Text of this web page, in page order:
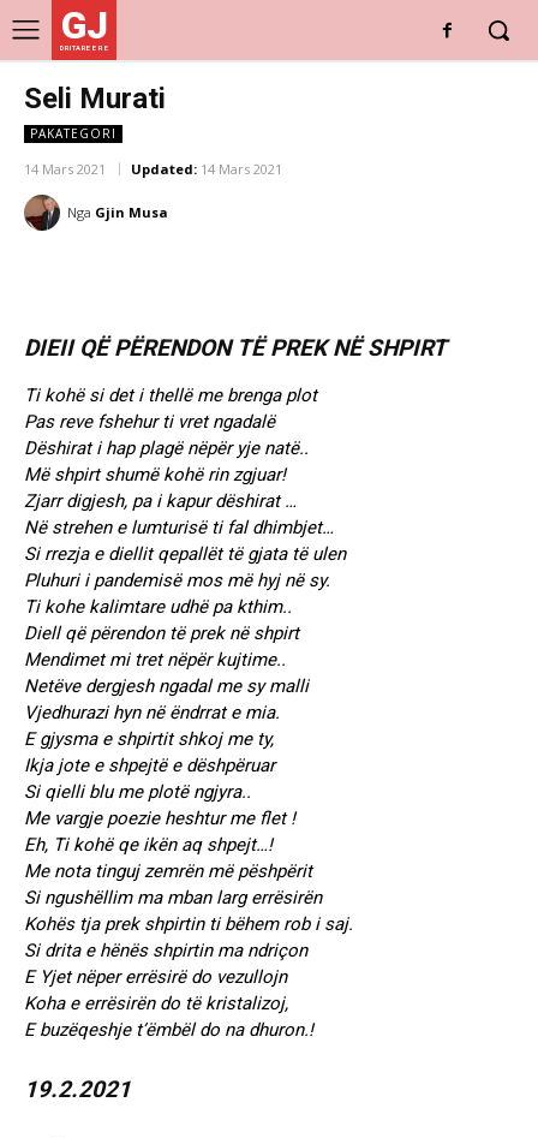
GJ
DRITARE E RE
Seli Murati
PAKATEGORI
14 Mars 2021 Updated: 14 Mars 2021
Nga Gjin Musa
DIEII QË PËRENDON TË PREK NË SHPIRT
Ti kohë si det i thellë me brenga plot
Pas reve fshehur ti vret ngadalë
Dëshirat i hap plagë nëpër yje natë..
Më shpirt shumë kohë rin zgjuar!
Zjarr digjesh, pa i kapur dëshirat …
Në strehen e lumturisë ti fal dhimbjet…
Si rrezja e diellit qepallët të gjata të ulen
Pluhuri i pandemisë mos më hyj në sy.
Ti kohe kalimtare udhë pa kthim..
Diell që përendon të prek në shpirt
Mendimet mi tret nëpër kujtime..
Netëve dergjesh ngadal me sy malli
Vjedhurazi hyn në ëndrrat e mia.
E gjysma e shpirtit shkoj me ty,
Ikja jote e shpejtë e dëshpëruar
Si qielli blu me plotë ngjyra..
Me vargje poezie heshtur me flet !
Eh, Ti kohë qe ikën aq shpejt…!
Me nota tinguj zemrën më pëshpërit
Si ngushëllim ma mban larg errësirën
Kohës tja prek shpirtin ti bëhem rob i saj.
Si drita e hënës shpirtin ma ndriçon
E Yjet nëper errësirë do vezullojn
Koha e errësirën do të kristalizoj,
E buzëqeshje t’ëmbël do na dhuron.!
19.2.2021